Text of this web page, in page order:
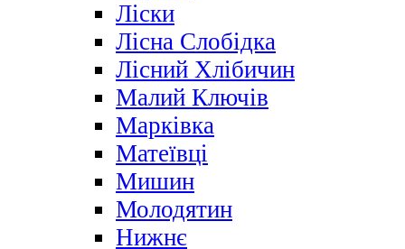
Ліски
Лісна Слобідка
Лісний Хлібичин
Малий Ключів
Марківка
Матеївці
Мишин
Молодятин
Нижнє